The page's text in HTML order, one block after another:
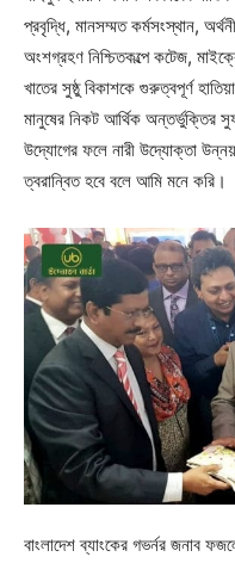
প্রবৃদ্ধি, মানসম্মত কর্মসংস্থান,
অংশগ্রহণ নিশ্চিতকল্পে কটেজ,
খাতের সুষ্ঠু বিকাশকে গুরুত্বপূর্ণ
মানুষের নিকট আর্থিক অন্তর্ভুক্তির
উদ্যোগের ফলে নারী উদ্যোক্তা
ত্বরান্বিত হবে বলে আমি মনে করি।
বাংলাদেশ ব্যাংকের গভর্নর জনাব